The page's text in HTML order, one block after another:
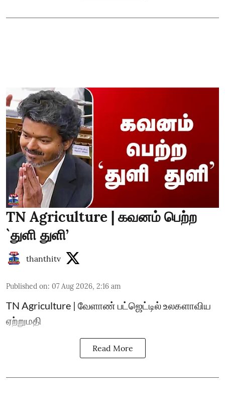
TN Agriculture | கவனம் பெற்ற
`துளி துளி’
thanthitv
Published on: 07 Aug 2026, 2:16 am
TN Agriculture | வேளாண் பட்ஜெட்டில் உலகளாவிய
ஏற்றுமதி
Read More